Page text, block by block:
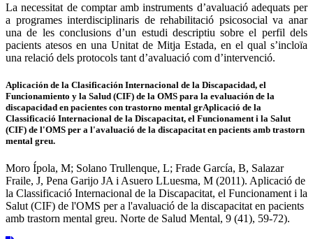
La necessitat de comptar amb instruments d’avaluació adequats per
a programes interdisciplinaris de rehabilitació psicosocial va anar
una de les conclusions d’un estudi descriptiu sobre el perfil dels
pacients atesos en una Unitat de Mitja Estada, en el qual s’incloïa
una relació dels protocols tant d’avaluació com d’intervenció.
Aplicación de la Clasificación Internacional de la Discapacidad, el
Funcionamiento y la Salud (CIF) de la OMS para la evaluación de la
discapacidad en pacientes con trastorno mental grAplicació de la
Classificació Internacional de la Discapacitat, el Funcionament i la Salut
(CIF) de l'OMS per a l'avaluació de la discapacitat en pacients amb trastorn
mental greu.
Moro Ípola, M; Solano Trullenque, L; Frade García, B, Salazar
Fraile, J, Pena Garijo JA i Asuero LLuesma, M (2011). Aplicació de
la Classificació Internacional de la Discapacitat, el Funcionament i la
Salut (CIF) de l'OMS per a l'avaluació de la discapacitat en pacients
amb trastorn mental greu. Norte de Salud Mental, 9 (41), 59-72).